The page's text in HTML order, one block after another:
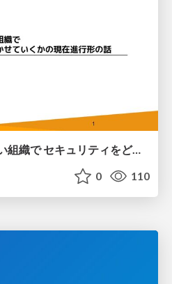
ボトムアップ文化が強い組織で セキュリティをどう根付かせていくかの現在進行形の話 / Making Security Stick in a Bottom-Up Organization
0 110